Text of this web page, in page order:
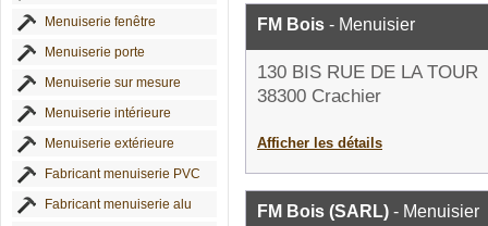
Menuiserie fenêtre
Menuiserie porte
Menuiserie sur mesure
Menuiserie intérieure
Menuiserie extérieure
Fabricant menuiserie PVC
Fabricant menuiserie alu
FM Bois - Menuisier
130 BIS RUE DE LA TOUR
38300 Crachier
Afficher les détails
FM Bois (SARL) - Menuisier